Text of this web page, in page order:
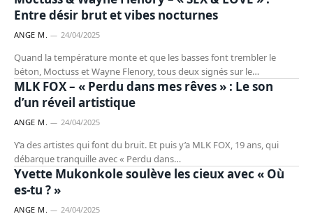
Entre désir brut et vibes nocturnes
ANGE M. 24/04/2025
Quand la température monte et que les basses font trembler le
béton, Moctuss et Wayne Flenory, tous deux signés sur le…
ARTISTES
MLK FOX – « Perdu dans mes rêves » : Le son
d’un réveil artistique
ANGE M. 24/04/2025
Y’a des artistes qui font du bruit. Et puis y’a MLK FOX, 19 ans, qui
débarque tranquille avec « Perdu dans…
ARTISTES
Yvette Mukonkole soulève les cieux avec « Où
es-tu ? »
ANGE M. 24/04/2025